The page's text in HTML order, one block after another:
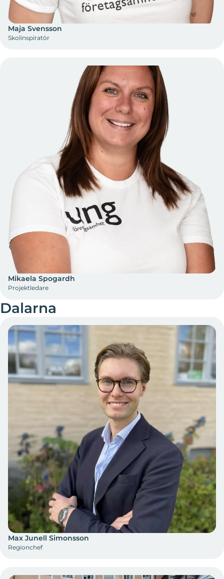
Maja Svensson
Skolinspiratör
Mikaela Spogardh
Projektledare
Dalarna
Max Junell Simonsson
Regionchef